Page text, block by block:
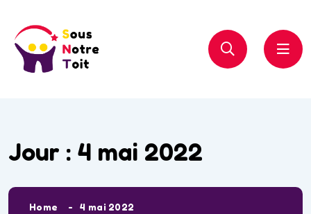
Jour : 4 mai 2022
Home 4 mai 2022